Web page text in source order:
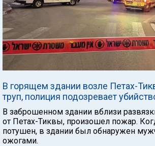
В горящем здании возле Петах-
труп, полиция подозревает
В заброшенном здании вблизи
от Петах-Тиквы, произошел пожар.
потушен, в здании был обнаружен
ожогами.